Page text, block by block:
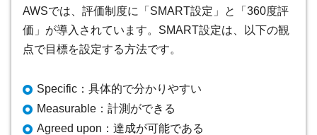
AWSでは、評価制度に「SMART設定」と「360度評
価」が導入されています。SMART設定は、以下の観
点で目標を設定する方法です。
Specific：具体的で分かりやすい
Measurable：計測ができる
Agreed upon：達成が可能である